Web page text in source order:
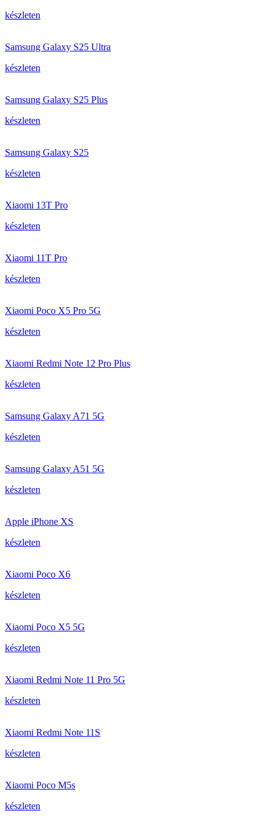
készleten
Samsung Galaxy S25 Ultra
készleten
Samsung Galaxy S25 Plus
készleten
Samsung Galaxy S25
készleten
Xiaomi 13T Pro
készleten
Xiaomi 11T Pro
készleten
Xiaomi Poco X5 Pro 5G
készleten
Xiaomi Redmi Note 12 Pro Plus
készleten
Samsung Galaxy A71 5G
készleten
Samsung Galaxy A51 5G
készleten
Apple iPhone XS
készleten
Xiaomi Poco X6
készleten
Xiaomi Poco X5 5G
készleten
Xiaomi Redmi Note 11 Pro 5G
készleten
Xiaomi Redmi Note 11S
készleten
Xiaomi Poco M5s
készleten